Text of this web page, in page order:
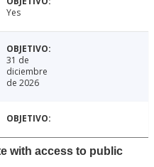
Yes
31 de
diciembre
de 2026
with access to public